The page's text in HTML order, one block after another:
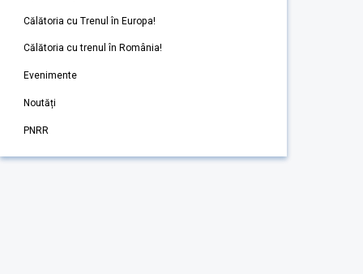
Călătoria cu Trenul în Europa!
Călătoria cu trenul în România!
Evenimente
Noutăți
PNRR